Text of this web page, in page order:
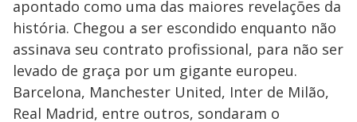
apontado como uma das maiores revelações da
história. Chegou a ser escondido enquanto não
assinava seu contrato profissional, para não ser
levado de graça por um gigante europeu.
Barcelona, Manchester United, Inter de Milão,
Real Madrid, entre outros, sondaram o